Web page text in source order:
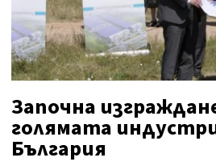
Започна
голямата
България